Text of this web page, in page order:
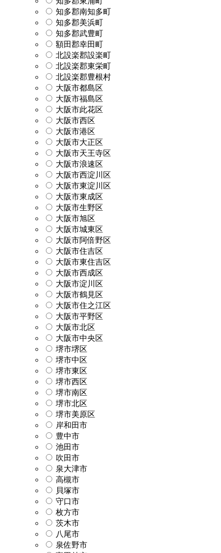
知多郡南知多町
知多郡美浜町
知多郡武豊町
額田郡幸田町
北設楽郡設楽町
北設楽郡東栄町
北設楽郡豊根村
大阪市都島区
大阪市福島区
大阪市此花区
大阪市西区
大阪市港区
大阪市大正区
大阪市天王寺区
大阪市浪速区
大阪市西淀川区
大阪市東淀川区
大阪市東成区
大阪市生野区
大阪市旭区
大阪市城東区
大阪市阿倍野区
大阪市住吉区
大阪市東住吉区
大阪市西成区
大阪市淀川区
大阪市鶴見区
大阪市住之江区
大阪市平野区
大阪市北区
大阪市中央区
堺市堺区
堺市中区
堺市東区
堺市西区
堺市南区
堺市北区
堺市美原区
岸和田市
豊中市
池田市
吹田市
泉大津市
高槻市
貝塚市
守口市
枚方市
茨木市
八尾市
泉佐野市